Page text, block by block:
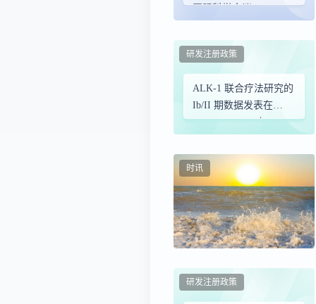
国际科学会议
ALK-1 联合疗法研究的
Ib/II 期数据发表在
BMC Medicine 上
研发注册政策
时讯
研发注册政策